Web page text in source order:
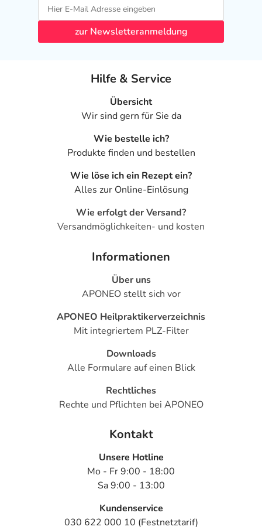
30%; Talkum; Triethylcitrat
Adresse des Anbieters/Herstellers
PDF des Beipackzettelskönnen Sie sich oben
zur Newsletteranmeldung
Hilfe & Service
Übersicht
Wir sind gern für Sie da
Wie bestelle ich?
Produkte finden und bestellen
Wie löse ich ein Rezept ein?
Alles zur Online-Einlösung
Wie erfolgt der Versand?
Versandmöglichkeiten- und kosten
Informationen
Über uns
APONEO stellt sich vor
APONEO Heilpraktikerverzeichnis
Mit integriertem PLZ-Filter
Downloads
Alle Formulare auf einen Blick
Rechtliches
Rechte und Pflichten bei APONEO
Kontakt
Unsere Hotline
Mo - Fr 9:00 - 18:00
Sa 9:00 - 13:00
Kundenservice
030 622 000 10 (Festnetztarif)